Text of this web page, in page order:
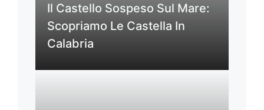
Il Castello Sospeso Sul Mare:
Scopriamo Le Castella In
Calabria